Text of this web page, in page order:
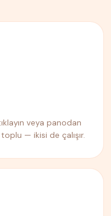
veya panodan
— ikisi de çalışır.